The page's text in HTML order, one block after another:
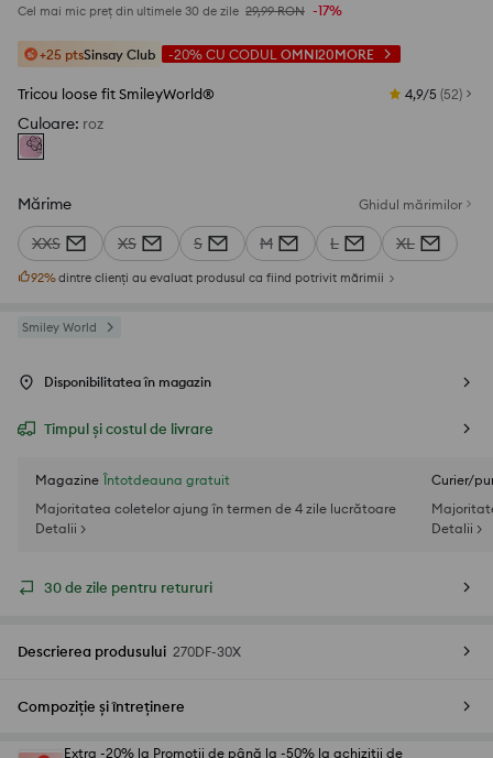
Cel mai mic preț din ultimele 30 de zile 29,99 RON -17%
+25 ptsSinsay Club -20% CU CODUL OMNI20MORE
Tricou loose fit SmileyWorld® 4,9/5 (52)
Culoare: roz
Mărime Ghidul mărimilor
XXS XS S M L XL
92%dintre clienți au evaluat produsul ca fiind potrivit mărimii
Smiley World
Disponibilitatea în magazin
Timpul și costul de livrare
Magazine Întotdeauna gratuit
Majoritatea coletelor ajung în termen de 4 zile lucrătoare
Detalii >
Curier/
Detalii >
30 de zile pentru retururi
Descrierea produsului 270DF-30X
Compoziție și întreținere
Extra -20% la Promoții de până la -50% la achiziții de